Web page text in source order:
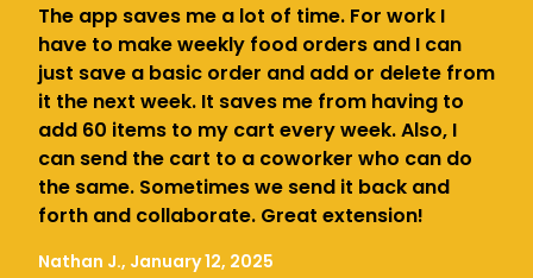
The app saves me a lot of time. For work I
have to make weekly food orders and I can
just save a basic order and add or delete from
it the next week. It saves me from having to
add 60 items to my cart every week. Also, I
can send the cart to a coworker who can do
the same. Sometimes we send it back and
forth and collaborate. Great extension!
Nathan J., January 12, 2025